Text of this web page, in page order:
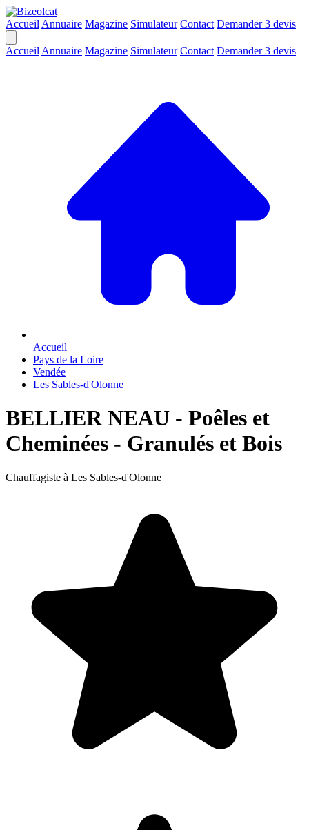
Accueil Annuaire Magazine Simulateur Contact Demander 3 devis
Accueil Annuaire Magazine Simulateur Contact Demander 3 devis
Accueil
Pays de la Loire
Vendée
Les Sables-d'Olonne
BELLIER NEAU - Poêles et
Cheminées - Granulés et Bois
Chauffagiste à Les Sables-d'Olonne